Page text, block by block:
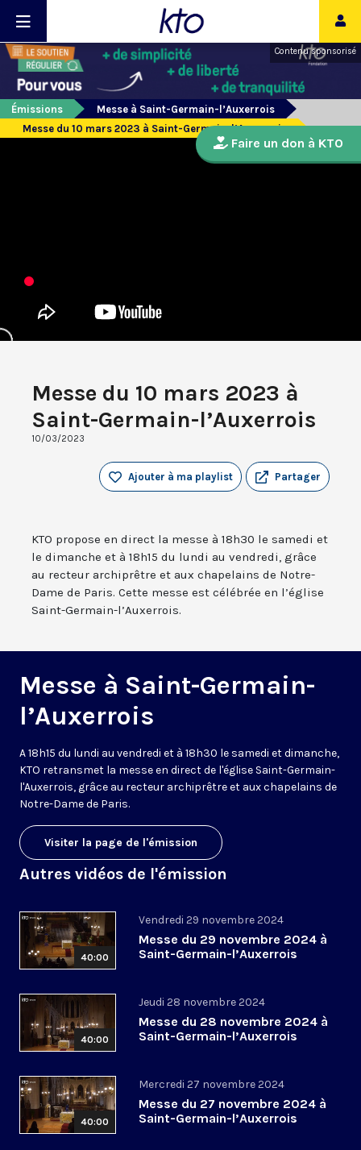
Contenu sponsorisé
Émissions
Messe à Saint-Germain-l’Auxerrois
Messe du 10 mars 2023 à Saint-Germain-l’Auxerrois
Messe du 10 mars 2023 à
Saint-Germain-l’Auxerrois
10/03/2023
Partager
Ajouter à ma playlist
KTO propose en direct la messe à 18h30 le samedi et
le dimanche et à 18h15 du lundi au vendredi, grâce
au recteur archiprêtre et aux chapelains de Notre-
Dame de Paris. Cette messe est célébrée en l’église
Saint-Germain-l’Auxerrois.
Messe à Saint-Germain-
l’Auxerrois
A 18h15 du lundi au vendredi et à 18h30 le samedi et dimanche,
KTO retransmet la messe en direct de l'église Saint-Germain-
l'Auxerrois, grâce au recteur archiprêtre et aux chapelains de
Notre-Dame de Paris.
Visiter la page de l'émission
Autres vidéos de l'émission
40:00
Vendredi 29 novembre 2024
Messe du 29 novembre 2024 à
Saint-Germain-l’Auxerrois
40:00
Jeudi 28 novembre 2024
Messe du 28 novembre 2024 à
Saint-Germain-l’Auxerrois
40:00
Mercredi 27 novembre 2024
Messe du 27 novembre 2024 à
Saint-Germain-l’Auxerrois
Faire un don à KTO